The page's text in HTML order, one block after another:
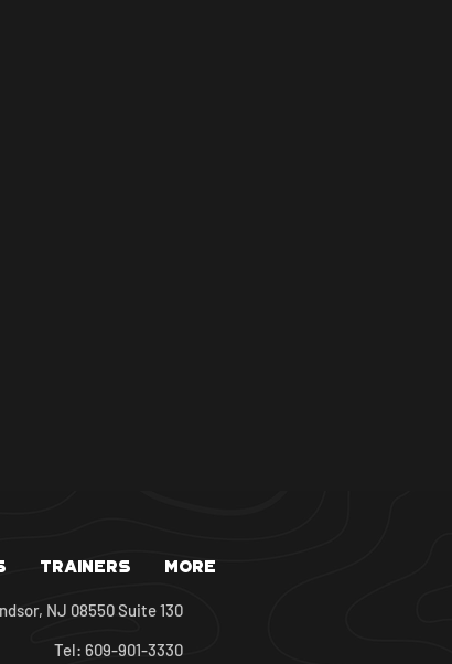
Trainers More
NJ 08550 Suite 130
Tel: 609-901-3330